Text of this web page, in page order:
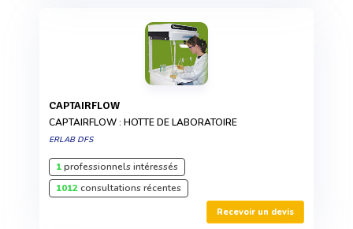
CAPTAIRFLOW
CAPTAIRFLOW : HOTTE DE LABORATOIRE
ERLAB DFS
1professionnels intéressés
1012consultations récentes
Recevoir un devis